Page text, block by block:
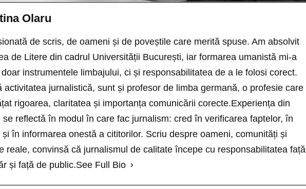
Olaru
de scris, de oameni și de poveștile care merită spuse. Am absolvit
de Litere din cadrul Universității București, iar formarea umanistă mi-a
instrumentele limbajului, ci și responsabilitatea de a le folosi corect.
activitatea jurnalistică, sunt și profesor de limba germană, o profesie care
rigoarea, claritatea și importanța comunicării corecte.Experiența din
se reflectă în modul în care fac jurnalism: cred în verificarea faptelor, în
și în informarea onestă a cititorilor. Scriu despre oameni, comunități și
reale, convinsă că jurnalismul de calitate începe cu responsabilitatea față
și față de public.See Full Bio